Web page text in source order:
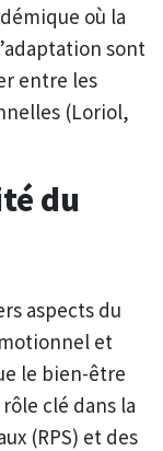
où la
sont
entre les
(Loriol,
du
aspects du
et
le bien-être
clé dans la
(RPS) et des